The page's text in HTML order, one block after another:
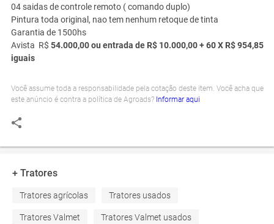
04 saidas de controle remoto ( comando duplo)
Pintura toda original, nao tem nenhum retoque de tinta
Garantia de 1500hs
Avista R$ 54.000,00 ou entrada de R$ 10.000,00 + 60 X R$ 954,85
iguais
Você assume toda a responsabilidade pela cotação deste item. Você acha que
este anúncio é contra a política de Agroads? Informar aqui
+ Tratores
Tratores agrícolas Tratores usados
Tratores Valmet Tratores Valmet usados